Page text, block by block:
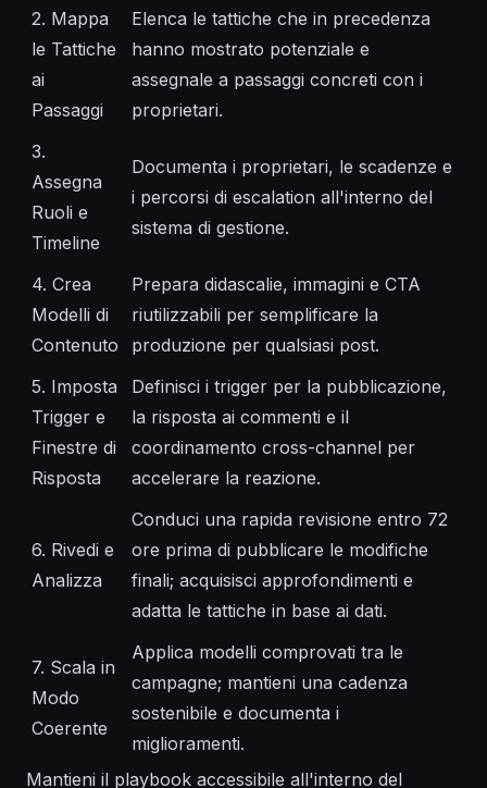
2. Mappa
le Tattiche
ai
Passaggi
Elenca le tattiche che in precedenza
hanno mostrato potenziale e
assegnale a passaggi concreti con i
proprietari.
3.
Assegna
Ruoli e
Timeline
Documenta i proprietari, le scadenze e
i percorsi di escalation all'interno del
sistema di gestione.
4. Crea
Modelli di
Contenuto
Prepara didascalie, immagini e CTA
riutilizzabili per semplificare la
produzione per qualsiasi post.
5. Imposta
Trigger e
Finestre di
Risposta
Definisci i trigger per la pubblicazione,
la risposta ai commenti e il
coordinamento cross-channel per
accelerare la reazione.
6. Rivedi e
Analizza
Conduci una rapida revisione entro 72
ore prima di pubblicare le modifiche
finali; acquisisci approfondimenti e
adatta le tattiche in base ai dati.
7. Scala in
Modo
Coerente
Applica modelli comprovati tra le
campagne; mantieni una cadenza
sostenibile e documenta i
miglioramenti.
Mantieni il playbook accessibile all'interno del